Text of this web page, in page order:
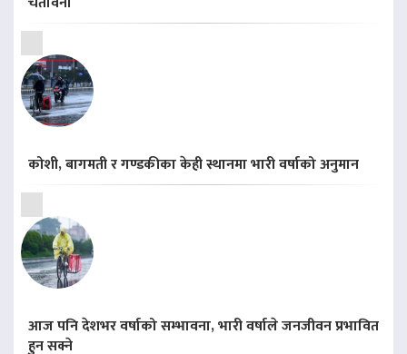
कोशी, बागमती र गण्डकीका केही स्थानमा भारी वर्षाको अनुमान
आज पनि देशभर वर्षाको सम्भावना, भारी वर्षाले जनजीवन प्रभावित
हुन सक्ने